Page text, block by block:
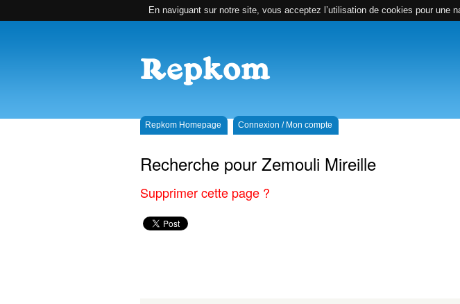
En naviguant sur notre site, vous acceptez l’utilisation de cookies pour
Repkom Homepage Connexion / Mon compte
Recherche pour Zemouli Mireille
Supprimer cette page ?